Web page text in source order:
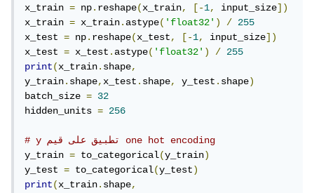
x_train = np.reshape(x_train, [-1, input_size])
x_train = x_train.astype('float32') /
255
x_test = np.reshape(x_test, [-1, input_size])
x_test = x_test.astype('float32') /
255
print(x_train.shape,
y_train.shape,x_test.shape, y_test.shape)
batch_size =
32
hidden_units = 256
# y تطبيق على قيم one hot encoding
y_train = to_categorical(y_train)
y_test = to_categorical(y_test)
print(x_train.shape,